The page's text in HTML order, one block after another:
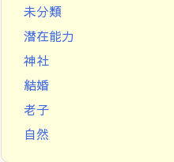
未分類
潜在能力
神社
結婚
老子
自然